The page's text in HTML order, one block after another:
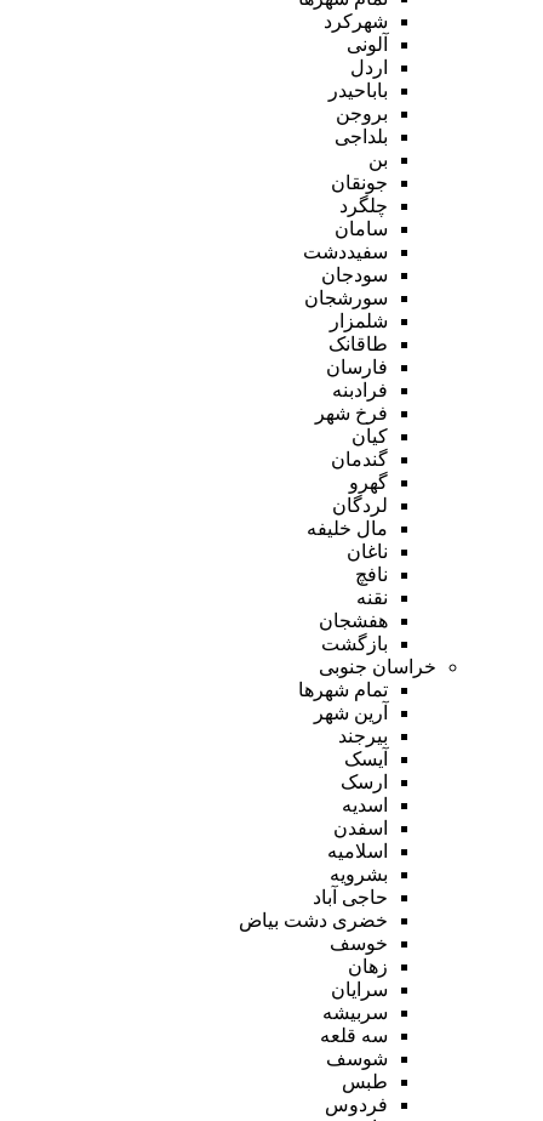
شهرکرد
آلونی
اردل
باباحیدر
بروجن
بلداجی
بن
جونقان
چلگرد
سامان
سفیددشت
سودجان
سورشجان
شلمزار
طاقانک
فارسان
فرادبنه
فرخ شهر
کیان
گندمان
گهرو
لردگان
مال خلیفه
ناغان
نافچ
نقنه
هفشجان
بازگشت
خراسان جنوبی
تمام شهر‌ها
آرین شهر
بیرجند
آیسک
ارسک
اسدیه
اسفدن
اسلامیه
بشرویه
حاجی آباد
خضری دشت بیاض
خوسف
زهان
سرایان
سربیشه
سه قلعه
شوسف
طبس
فردوس